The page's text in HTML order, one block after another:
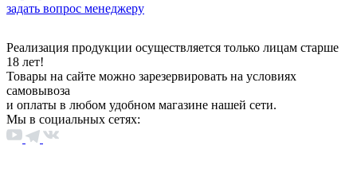
задать вопрос менеджеру
Реализация продукции осуществляется только лицам старше
18 лет!
Товары на сайте можно зарезервировать на условиях
самовывоза
и оплаты в любом удобном магазине нашей сети.
Мы в социальных сетях: